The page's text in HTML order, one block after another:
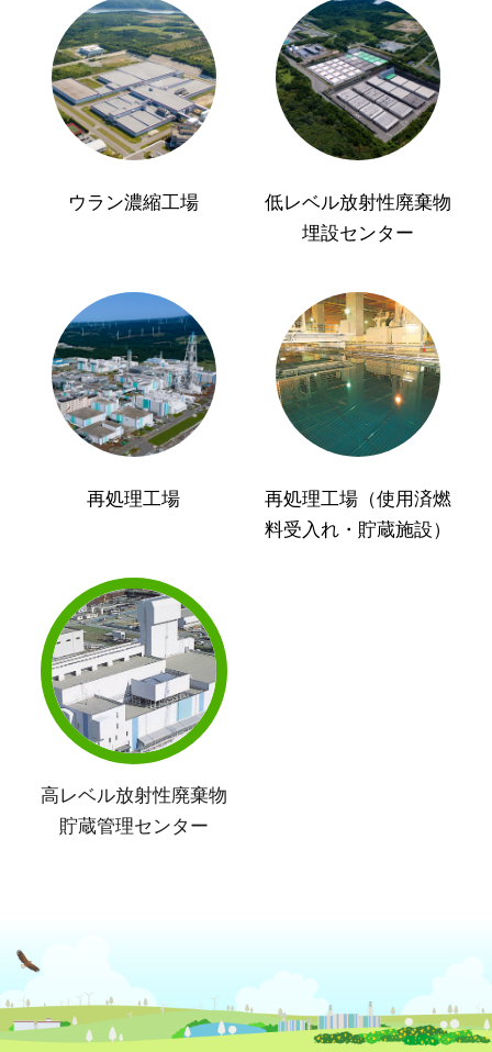
ウラン濃縮工場
低レベル放射性廃棄物
埋設センター
再処理工場
再処理工場（使用済燃
料受入れ・貯蔵施設）
高レベル放射性廃棄物
貯蔵管理センター